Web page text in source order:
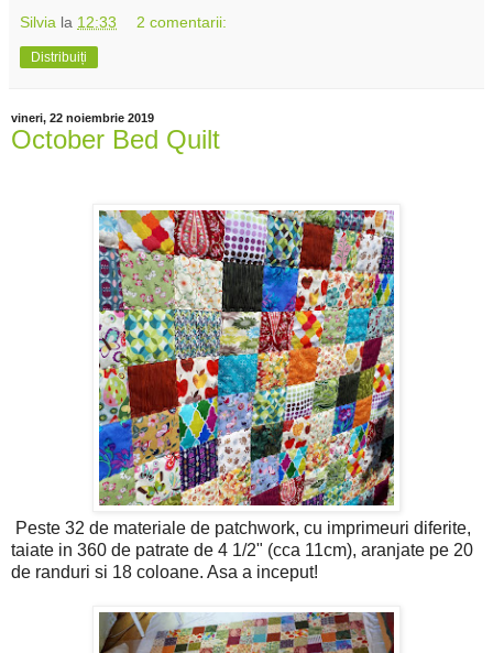
Silvia la 12:33 2 comentarii:
Distribuiți
vineri, 22 noiembrie 2019
October Bed Quilt
Peste 32 de materiale de patchwork, cu imprimeuri diferite,
taiate in 360 de patrate de 4 1/2" (cca 11cm), aranjate pe 20
de randuri si 18 coloane. Asa a inceput!